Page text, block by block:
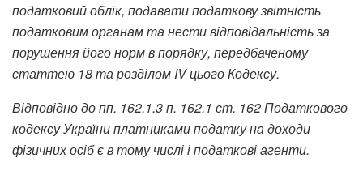
податковий облік, подавати податкову звітність
податковим органам та нести відповідальність за
порушення його норм в порядку, передбаченому
статтею 18 та розділом IV цього Кодексу.
Відповідно до пп. 162.1.3 п. 162.1 ст. 162 Податкового
кодексу України платниками податку на доходи
фізичних осіб є в тому числі і податкові агенти.